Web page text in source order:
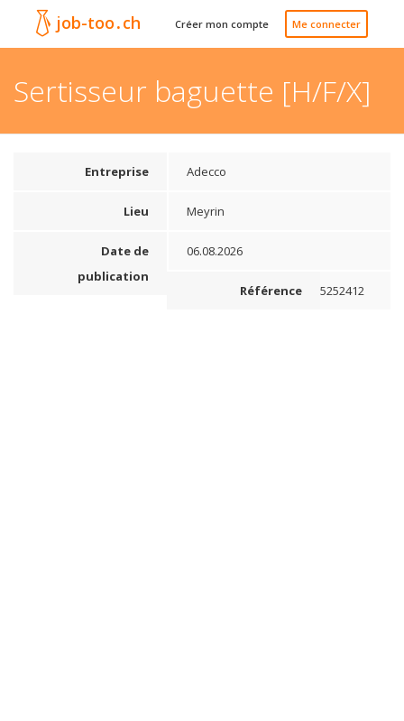
job-too.ch Créer mon compte Me connecter
Sertisseur baguette [H/F/X]
Entreprise Adecco
Lieu Meyrin
Date de
publication
06.08.2026
Référence 5252412